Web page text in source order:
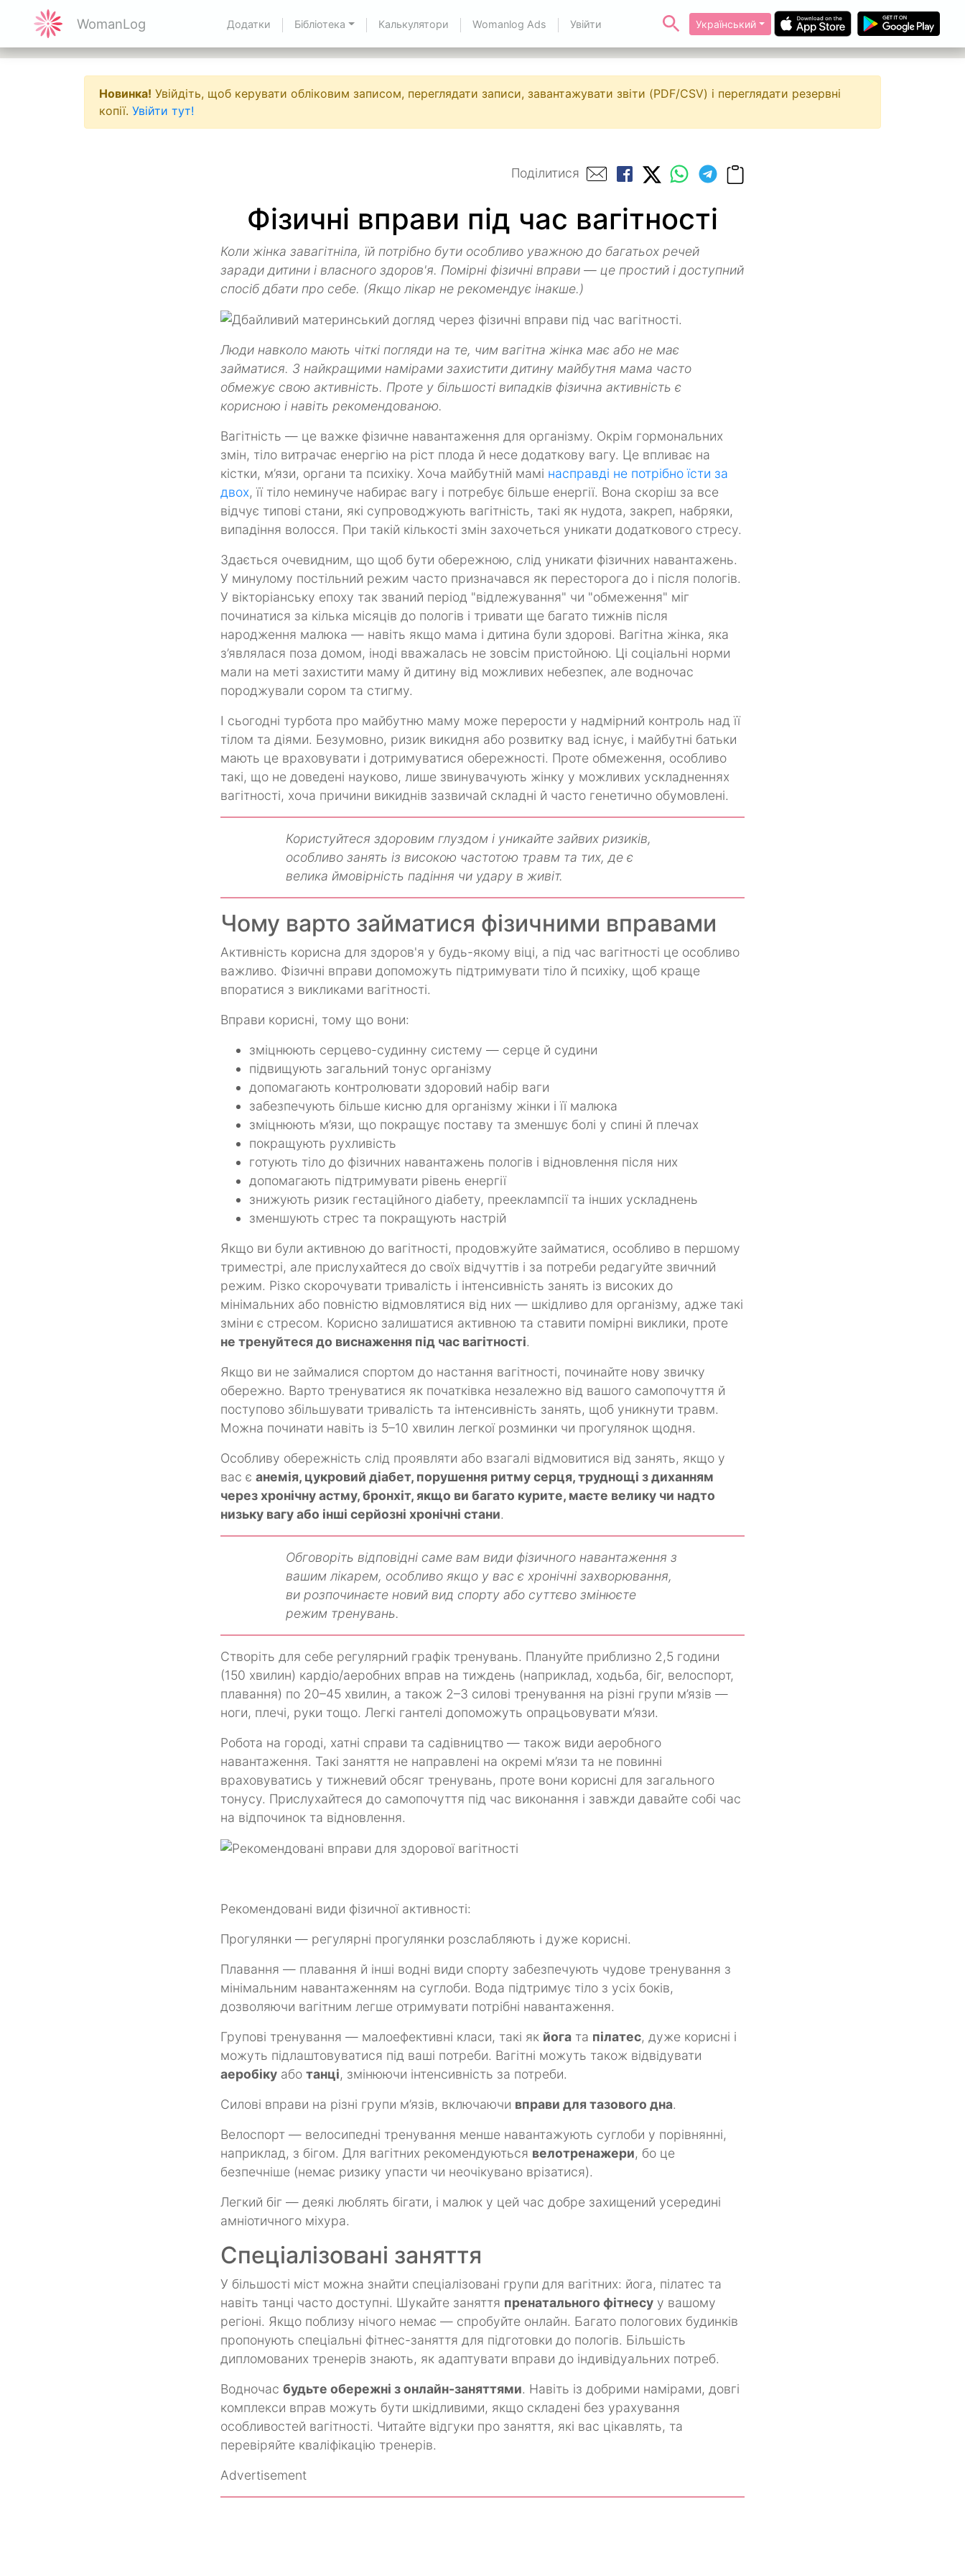
WomanLog Додатки Бібліотека Калькулятори Womanlog Ads Увійти Український
Новинка! Увійдіть, щоб керувати обліковим записом, переглядати записи, завантажувати звіти (PDF/CSV) і переглядати резервні
копії. Увійти тут!
Поділитися
Фізичні вправи під час вагітності
Коли жінка завагітніла, їй потрібно бути особливо уважною до багатьох речей
заради дитини і власного здоров'я. Помірні фізичні вправи — це простий і доступний
спосіб дбати про себе. (Якщо лікар не рекомендує інакше.)
Люди навколо мають чіткі погляди на те, чим вагітна жінка має або не має
займатися. З найкращими намірами захистити дитину майбутня мама часто
обмежує свою активність. Проте у більшості випадків фізична активність є
корисною і навіть рекомендованою.
Вагітність — це важке фізичне навантаження для організму. Окрім гормональних
змін, тіло витрачає енергію на ріст плода й несе додаткову вагу. Це впливає на
кістки, м’язи, органи та психіку. Хоча майбутній мамі насправді не потрібно їсти за
двох, її тіло неминуче набирає вагу і потребує більше енергії. Вона скоріш за все
відчує типові стани, які супроводжують вагітність, такі як нудота, закреп, набряки,
випадіння волосся. При такій кількості змін захочеться уникати додаткового стресу.
Здається очевидним, що щоб бути обережною, слід уникати фізичних навантажень.
У минулому постільний режим часто призначався як пересторога до і після пологів.
У вікторіанську епоху так званий період "відлежування" чи "обмеження" міг
починатися за кілька місяців до пологів і тривати ще багато тижнів після
народження малюка — навіть якщо мама і дитина були здорові. Вагітна жінка, яка
з’являлася поза домом, іноді вважалась не зовсім пристойною. Ці соціальні норми
мали на меті захистити маму й дитину від можливих небезпек, але водночас
породжували сором та стигму.
І сьогодні турбота про майбутню маму може перерости у надмірний контроль над її
тілом та діями. Безумовно, ризик викидня або розвитку вад існує, і майбутні батьки
мають це враховувати і дотримуватися обережності. Проте обмеження, особливо
такі, що не доведені науково, лише звинувачують жінку у можливих ускладненнях
вагітності, хоча причини викиднів зазвичай складні й часто генетично обумовлені.
Користуйтеся здоровим глуздом і уникайте зайвих ризиків,
особливо занять із високою частотою травм та тих, де є
велика ймовірність падіння чи удару в живіт.
Чому варто займатися фізичними вправами
Активність корисна для здоров'я у будь-якому віці, а під час вагітності це особливо
важливо. Фізичні вправи допоможуть підтримувати тіло й психіку, щоб краще
впоратися з викликами вагітності.
Вправи корисні, тому що вони:
зміцнюють серцево-судинну систему — серце й судини
підвищують загальний тонус організму
допомагають контролювати здоровий набір ваги
забезпечують більше кисню для організму жінки і її малюка
зміцнюють м’язи, що покращує поставу та зменшує болі у спині й плечах
покращують рухливість
готують тіло до фізичних навантажень пологів і відновлення після них
допомагають підтримувати рівень енергії
знижують ризик гестаційного діабету, прееклампсії та інших ускладнень
зменшують стрес та покращують настрій
Якщо ви були активною до вагітності, продовжуйте займатися, особливо в першому
триместрі, але прислухайтеся до своїх відчуттів і за потреби редагуйте звичний
режим. Різко скорочувати тривалість і інтенсивність занять із високих до
мінімальних або повністю відмовлятися від них — шкідливо для організму, адже такі
зміни є стресом. Корисно залишатися активною та ставити помірні виклики, проте
не тренуйтеся до виснаження під час вагітності.
Якщо ви не займалися спортом до настання вагітності, починайте нову звичку
обережно. Варто тренуватися як початківка незалежно від вашого самопочуття й
поступово збільшувати тривалість та інтенсивність занять, щоб уникнути травм.
Можна починати навіть із 5–10 хвилин легкої розминки чи прогулянок щодня.
Особливу обережність слід проявляти або взагалі відмовитися від занять, якщо у
вас є анемія, цукровий діабет, порушення ритму серця, труднощі з диханням
через хронічну астму, бронхіт, якщо ви багато курите, маєте велику чи надто
низьку вагу або інші серйозні хронічні стани.
Обговоріть відповідні саме вам види фізичного навантаження з
вашим лікарем, особливо якщо у вас є хронічні захворювання,
ви розпочинаєте новий вид спорту або суттєво змінюєте
режим тренувань.
Створіть для себе регулярний графік тренувань. Плануйте приблизно 2,5 години
(150 хвилин) кардіо/аеробних вправ на тиждень (наприклад, ходьба, біг, велоспорт,
плавання) по 20–45 хвилин, а також 2–3 силові тренування на різні групи м’язів —
ноги, плечі, руки тощо. Легкі гантелі допоможуть опрацьовувати м’язи.
Робота на городі, хатні справи та садівництво — також види аеробного
навантаження. Такі заняття не направлені на окремі м’язи та не повинні
враховуватись у тижневий обсяг тренувань, проте вони корисні для загального
тонусу. Прислухайтеся до самопочуття під час виконання і завжди давайте собі час
на відпочинок та відновлення.
Рекомендовані види фізичної активності:
Прогулянки — регулярні прогулянки розслабляють і дуже корисні.
Плавання — плавання й інші водні види спорту забезпечують чудове тренування з
мінімальним навантаженням на суглоби. Вода підтримує тіло з усіх боків,
дозволяючи вагітним легше отримувати потрібні навантаження.
Групові тренування — малоефективні класи, такі як йога та пілатес, дуже корисні і
можуть підлаштовуватися під ваші потреби. Вагітні можуть також відвідувати
аеробіку або танці, змінюючи інтенсивність за потреби.
Силові вправи на різні групи м’язів, включаючи вправи для тазового дна.
Велоспорт — велосипедні тренування менше навантажують суглоби у порівнянні,
наприклад, з бігом. Для вагітних рекомендуються велотренажери, бо це
безпечніше (немає ризику упасти чи неочікувано врізатися).
Легкий біг — деякі люблять бігати, і малюк у цей час добре захищений усередині
амніотичного міхура.
Спеціалізовані заняття
У більшості міст можна знайти спеціалізовані групи для вагітних: йога, пілатес та
навіть танці часто доступні. Шукайте заняття пренатального фітнесу у вашому
регіоні. Якщо поблизу нічого немає — спробуйте онлайн. Багато пологових будинків
пропонують спеціальні фітнес-заняття для підготовки до пологів. Більшість
дипломованих тренерів знають, як адаптувати вправи до індивідуальних потреб.
Водночас будьте обережні з онлайн-заняттями. Навіть із добрими намірами, довгі
комплекси вправ можуть бути шкідливими, якщо складені без урахування
особливостей вагітності. Читайте відгуки про заняття, які вас цікавлять, та
перевіряйте кваліфікацію тренерів.
Advertisement